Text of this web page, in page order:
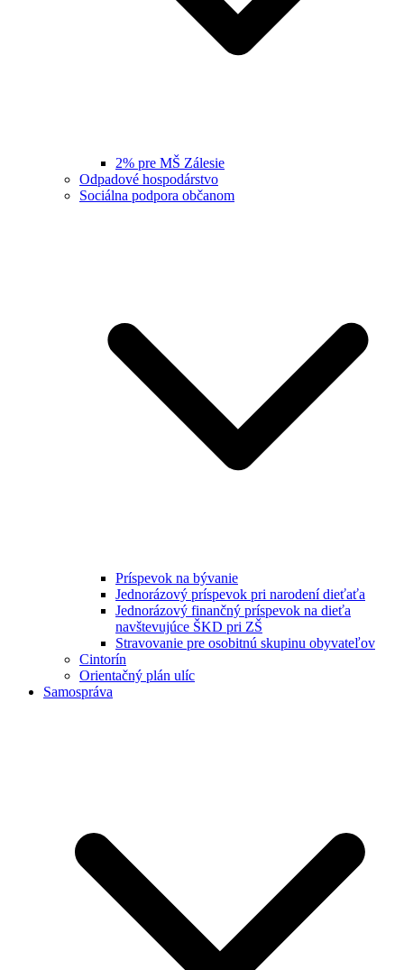
2% pre MŠ Zálesie
Odpadové hospodárstvo
Sociálna podpora občanom
Príspevok na bývanie
Jednorázový príspevok pri narodení dieťaťa
Jednorázový finančný príspevok na dieťa
navštevujúce ŠKD pri ZŠ
Stravovanie pre osobitnú skupinu obyvateľov
Cintorín
Orientačný plán ulíc
Samospráva